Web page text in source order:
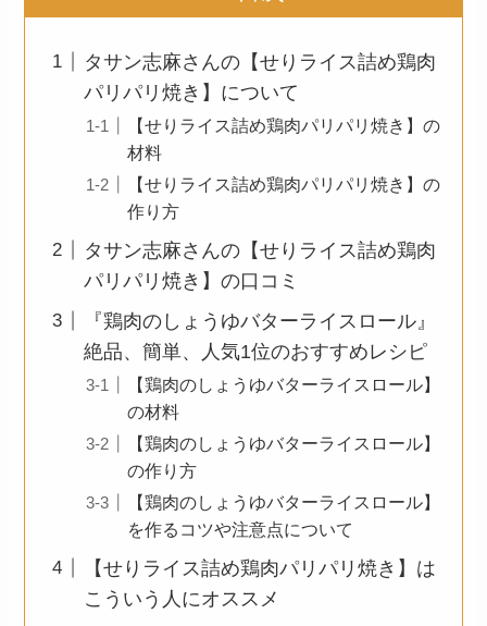
タサン志麻さんの【せりライス詰め鶏肉
パリパリ焼き】について
【せりライス詰め鶏肉パリパリ焼き】の
材料
【せりライス詰め鶏肉パリパリ焼き】の
作り方
タサン志麻さんの【せりライス詰め鶏肉
パリパリ焼き】の口コミ
『鶏肉のしょうゆバターライスロール』
絶品、簡単、人気1位のおすすめレシピ
【鶏肉のしょうゆバターライスロール】
の材料
【鶏肉のしょうゆバターライスロール】
の作り方
【鶏肉のしょうゆバターライスロール】
を作るコツや注意点について
【せりライス詰め鶏肉パリパリ焼き】は
こういう人にオススメ